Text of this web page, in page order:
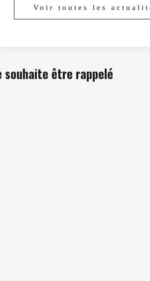
Voir toutes les
souhaite être rappelé